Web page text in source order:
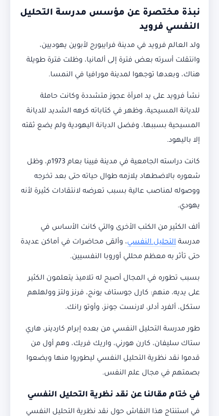
نبذة مختصرة عن مؤسس مدرسة التحليل
النفسي فرويد
ولد العالم فرويد في مدينة فرايبورج لأبوين يهوديين،
وانتقلت أسرته بعض فترة إلى ألمانيا، وظلت فترة طويلة
هناك، وبعدها توجهوا لمدينة مورافيا في النمسا.
نشأ فرويد على يد امرأة عجوز متشددة وكانت حاملة
للديانة المسيحية، وظهر في كتاباته كرهه الشديد للديانة
المسيحية بسببها، وفضل الديانة اليهودية ولم يضع ثقته
إلا باليهود.
كانت دراسته الجامعية في مدينة فيينا بعام 1973م، وظل
شعوره بالاضطهاد يلازمه طوال حياته حتى بعد تخرجه
ووصوله لمناصب عالية بسبب تعرضه لانتقادات كثيرة لأنه
يهودي.
ألف الكثير من الكتب الأخرى والتي كانت الأساس في
مدرسة التحليل النفسي، وألقى محاضرات في أماكن عديدة
حتى تأثر به معظم محللي أوروبا النفسيين.
بسبب تطوره في المجال أصبح له تلاميذ يتعلمون الكثير
على يديه، منهم: كارل جوستاف يونج، فرنز ولتز وولهلهم
ستكل، ألفرد أدلر، لارنست جونز، وأوتو رانك.
طور مدرسة التحليل النفسي من بعده إبرام كاردينر، هاري
ستاك سليفان، كارن هورني، واريك فريك، وهم أول من
قدموا نقد نظرية التحليل النفسي ليطوروا منها ويضعوا
بصمتهم في مجال علم النفس.
في ختام مقالنا عن نقد نظرية التحليل النفسي
في استنتاج هذا النقاش حول نقد نظرية التحليل النفسي